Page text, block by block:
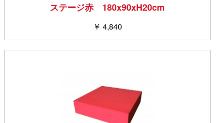
ステージ赤 180x90xH20cm
￥ 4,840